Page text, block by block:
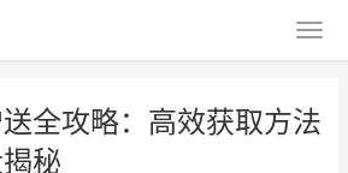
全攻略：高效获取方法
秘